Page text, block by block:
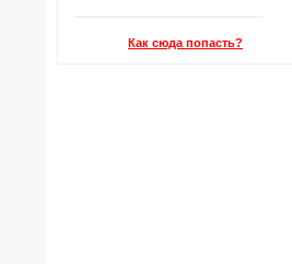
Как сюда попасть?